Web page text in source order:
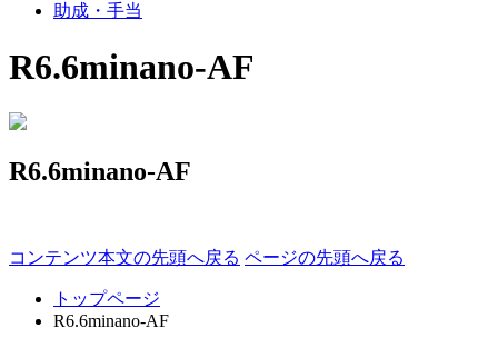
助成・手当
R6.6minano-AF
R6.6minano-AF
コンテンツ本文の先頭へ戻る ページの先頭へ戻る
トップページ
R6.6minano-AF